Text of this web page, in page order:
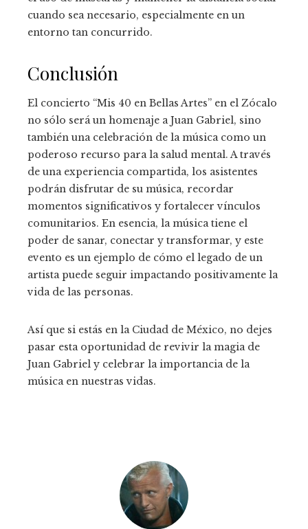
cuando sea necesario, especialmente en un
entorno tan concurrido.
Conclusión
El concierto “Mis 40 en Bellas Artes” en el Zócalo
no sólo será un homenaje a Juan Gabriel, sino
también una celebración de la música como un
poderoso recurso para la salud mental. A través
de una experiencia compartida, los asistentes
podrán disfrutar de su música, recordar
momentos significativos y fortalecer vínculos
comunitarios. En esencia, la música tiene el
poder de sanar, conectar y transformar, y este
evento es un ejemplo de cómo el legado de un
artista puede seguir impactando positivamente la
vida de las personas.
Así que si estás en la Ciudad de México, no dejes
pasar esta oportunidad de revivir la magia de
Juan Gabriel y celebrar la importancia de la
música en nuestras vidas.